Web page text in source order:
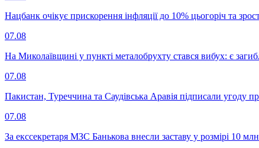
Нацбанк очікує прискорення інфляції до 10% цьогоріч та
07.08
На Миколаївщині у пункті металобрухту стався вибух: є
07.08
Пакистан, Туреччина та Саудівська Аравія підписали угоду
07.08
За екссекретаря МЗС Банькова внесли заставу у розмірі 10